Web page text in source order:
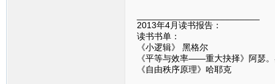
2013年4月读书报告：
读书书单：
《小逻辑》 黑格尔
《平等与效率——重大抉择》阿瑟
《自由秩序原理》哈耶克